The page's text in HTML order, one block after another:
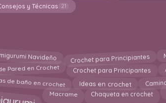
y Técnicas 21
Navideño Crochet para Principiantes
Pared en Crochet Crochet para Principantes
de baño en crochet Ideas en crochet
Macrame Chaqueta en crochet